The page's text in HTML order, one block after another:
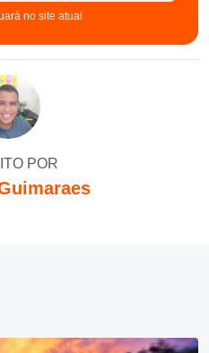
no site atual
POR